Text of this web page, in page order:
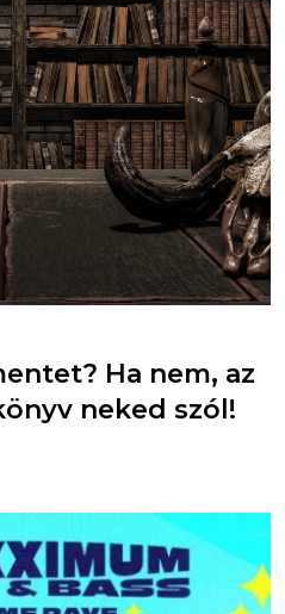
Ha nem, az
neked szól!